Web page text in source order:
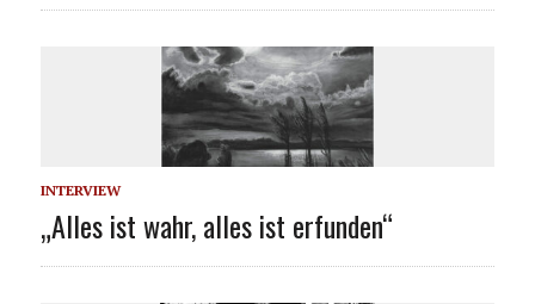
INTERVIEW
„Alles ist wahr, alles ist erfunden“